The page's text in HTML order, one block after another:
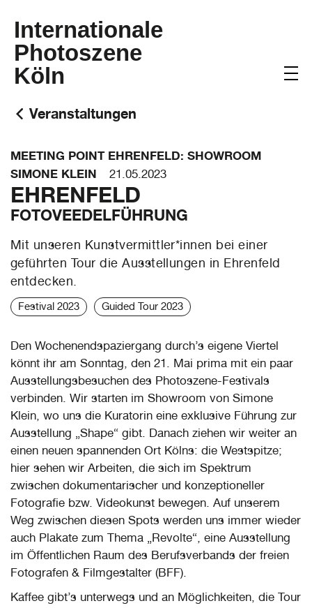
Internationale
Photoszene
Köln
Veranstaltungen
MEETING POINT EHRENFELD: SHOWROOM
SIMONE KLEIN
21.05.2023
EHRENFELD
FOTOVEEDELFÜHRUNG
Mit unseren Kunstvermittler*innen bei einer
geführten Tour die Ausstellungen in Ehrenfeld
entdecken.
Festival 2023 Guided Tour 2023
Den Wochenendspaziergang durch’s eigene Viertel
könnt ihr am Sonntag, den 21. Mai prima mit ein paar
Ausstellungsbesuchen des Photoszene-Festivals
verbinden. Wir starten im Showroom von Simone
Klein, wo uns die Kuratorin eine exklusive Führung zur
Ausstellung „Shape“ gibt. Danach ziehen wir weiter an
einen neuen spannenden Ort Kölns: die Westspitze;
hier sehen wir Arbeiten, die sich im Spektrum
zwischen dokumentarischer und konzeptioneller
Fotografie bzw. Videokunst bewegen. Auf unserem
Weg zwischen diesen Spots werden uns immer wieder
auch Plakate zum Thema „Revolte“, eine Ausstellung
im Öffentlichen Raum des Berufsverbands der freien
Fotografen & Filmgestalter (BFF).
Kaffee gibt’s unterwegs und an Möglichkeiten, die Tour